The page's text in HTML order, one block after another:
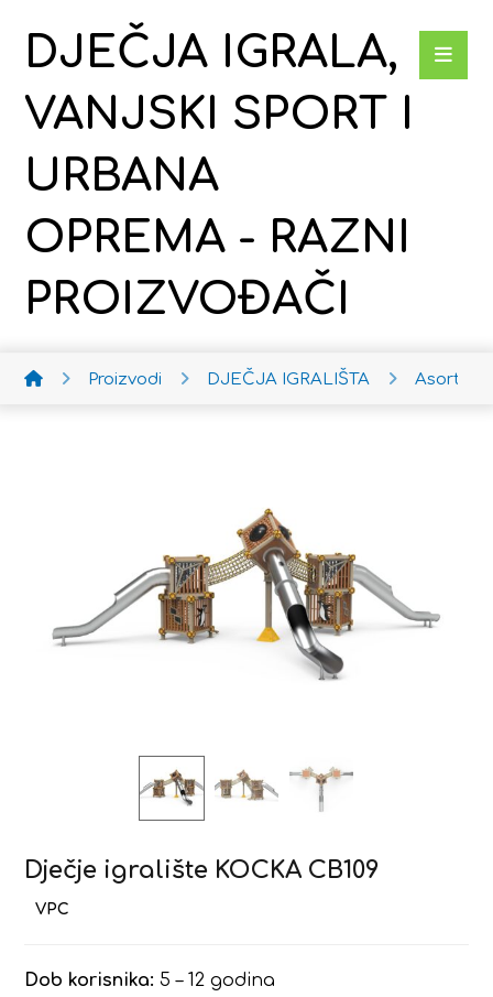
DJEČJA IGRALA,
VANJSKI SPORT I
URBANA
OPREMA - RAZNI
PROIZVOĐAČI
Proizvodi DJEČJA IGRALIŠTA
Dječje igralište KOCKA CB109
Dob korisnika: 5 – 12 godina